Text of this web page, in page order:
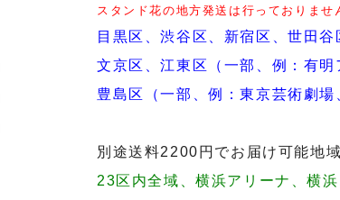
スタンド花の地方発送は行っておりませ
目黒区、渋谷区、新宿区、世田
文京区、江東区（一部、例：有
豊島区（一部、例：東京芸術劇
別途送料2200円でお届け可能地
23区内全域、横浜アリーナ、横